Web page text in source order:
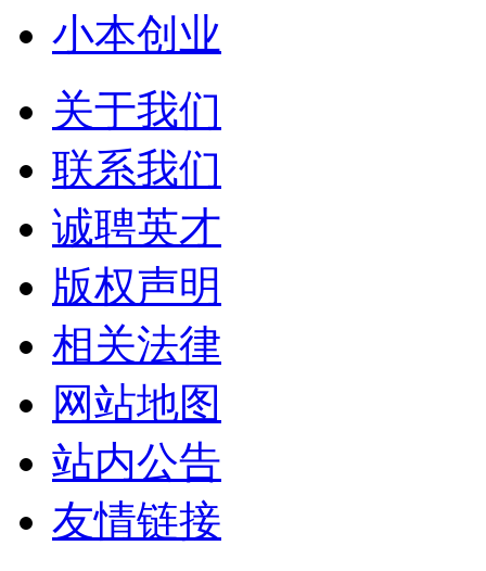
小本创业
关于我们
联系我们
诚聘英才
版权声明
相关法律
网站地图
站内公告
友情链接